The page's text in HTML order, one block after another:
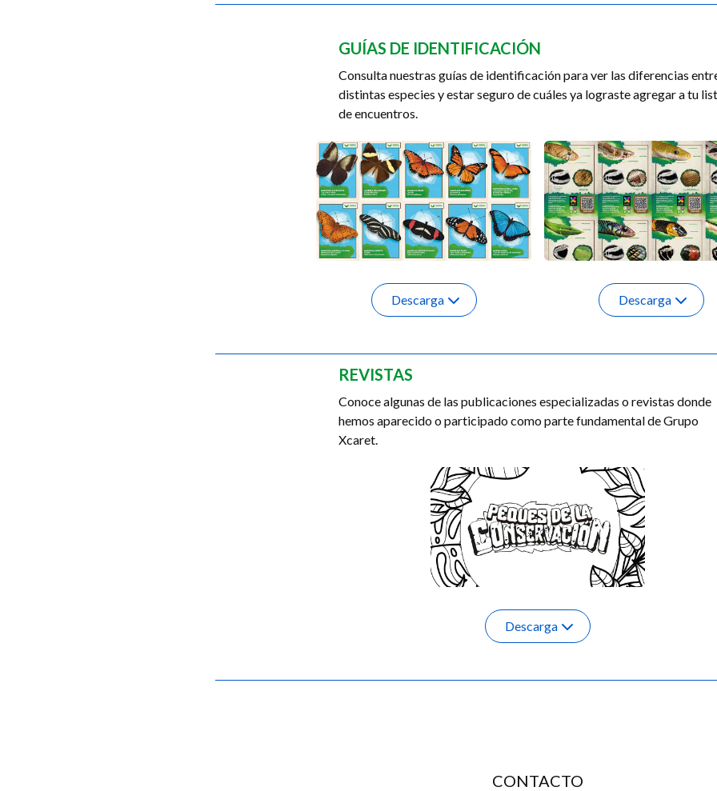
GUÍAS DE IDENTIFICACIÓN
Consulta nuestras guías de identificación para ver las diferencias
distintas especies y estar seguro de cuáles ya lograste agregar a tu
de encuentros.
Descarga Descarga
REVISTAS
Conoce algunas de las publicaciones especializadas o revistas donde
hemos aparecido o participado como parte fundamental de Grupo
Xcaret.
Descarga
CONTACTO